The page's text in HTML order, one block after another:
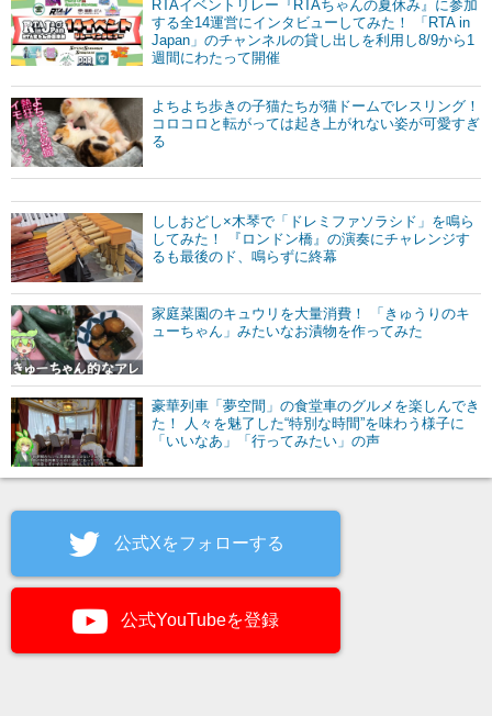
RTAイベントリレー『RTAちゃんの夏休み』に参加
する全14運営にインタビューしてみた！ 「RTA in
Japan」のチャンネルの貸し出しを利用し8/9から1
週間にわたって開催
よちよち歩きの子猫たちが猫ドームでレスリング！
コロコロと転がっては起き上がれない姿が可愛すぎ
る
ししおどし×木琴で「ドレミファソラシド」を鳴ら
してみた！ 『ロンドン橋』の演奏にチャレンジす
るも最後のド、鳴らずに終幕
家庭菜園のキュウリを大量消費！ 「きゅうりのキ
ューちゃん」みたいなお漬物を作ってみた
豪華列車「夢空間」の食堂車のグルメを楽しんでき
た！ 人々を魅了した“特別な時間”を味わう様子に
「いいなあ」「行ってみたい」の声
公式Xをフォローする
公式YouTubeを登録